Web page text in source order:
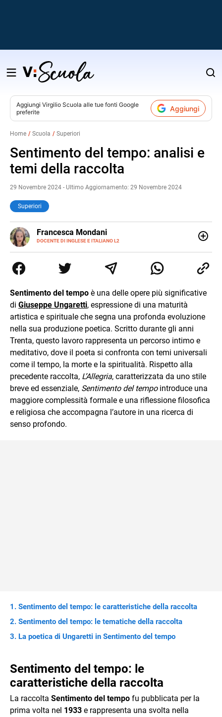
Salta
contenuto
Aggiungi Virgilio Scuola alle tue fonti Google
preferite
Aggiungi
Home Scuola Superiori
Sentimento del tempo: analisi e
temi della raccolta
29 Novembre 2024 - Ultimo Aggiornamento: 29 Novembre 2024
Superiori
Francesca Mondani
DOCENTE DI INGLESE E ITALIANO L2
LINKEDIN
INSTAGRAM
secondaria di secondo grado. Mi occupo inoltre di
traduzioni, SEO Onsite e contenuti per il web. Amo i saggi
della sintesi.
Sentimento del tempo è una delle opere più significative
di Giuseppe Ungaretti, espressione di una maturità
artistica e spirituale che segna una profonda evoluzione
nella sua produzione poetica. Scritto durante gli anni
Trenta, questo lavoro rappresenta un percorso intimo e
meditativo, dove il poeta si confronta con temi universali
come il tempo, la morte e la spiritualità. Rispetto alla
precedente raccolta, L’Allegria, caratterizzata da uno stile
breve ed essenziale, Sentimento del tempointroduce una
maggiore complessità formale e una riflessione filosofica
e religiosa che accompagna l’autore in una ricerca di
senso profondo.
Sentimento del tempo: le caratteristiche della raccolta
Sentimento del tempo: le tematiche della raccolta
La poetica di Ungaretti in Sentimento del tempo
Sentimento del tempo: le
caratteristiche della raccolta
La raccolta Sentimento del tempo fu pubblicata per la
prima volta nel 1933 e rappresenta una svolta nella